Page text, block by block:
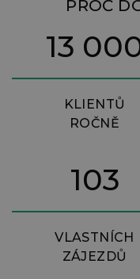
PROČ
KLIENTŮ
ROČNĚ
13
VLASTNÍCH
ZÁJEZDŮ
103